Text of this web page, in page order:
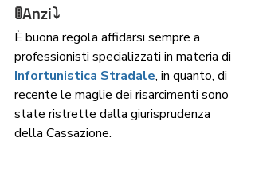
🚦Anzi⤵
È buona regola affidarsi sempre a
professionisti specializzati in materia di
Infortunistica Stradale, in quanto, di
recente le maglie dei risarcimenti sono
state ristrette dalla giurisprudenza
della Cassazione.